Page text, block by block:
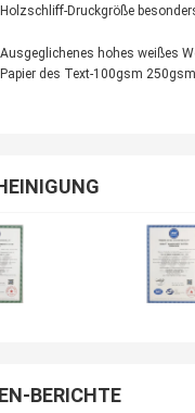
Holzschliff-Druckgröße
Ausgeglichenes hohes weißes
Papier des Text-100gsm
BERICHTE